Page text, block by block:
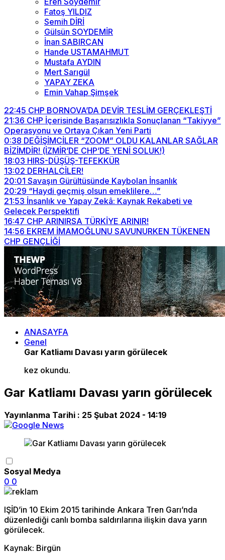
Fatoş YILDIZ
Semih DİRİ
Gülsün SOYDEMİR
İnan SABIRCAN
Hande USTAMAHMUT
Mustafa AYDIN
Mert Sarıgül
YAPAY ZEKA
Emin Vahap Şimşek
22:45 CHP BORNOVA’DA DEVİR TESLİM GERÇEKLEŞTİ
21:36 CHP İçerisinde Başarısızlıkla Sonuçlanan “Takiyye”
Operasyonu ve Ortaya Çıkan Yeni Parti
0:38 DEĞİŞİMCİLER “ZOOM” OLDU KALANLAR SAĞLAR
BİZİMDİR! (İZMİR’DE CHP’DE YENİ SOLUK!)
18:03 HIRS-DÜŞÜŞ-TEFEKKÜR
13:02 DERHALCİLER!
20:01 Savaşın Gürültüsünde Kaybolan İnsanlık
20:29 “Haydi geçmiş olsun emeklilere…”
21:53 İnsanlık ve Yapay Zekâ: Kaynak Rekabeti ve
Gelecek Perspektifi
16:47 CHP ARINIRSA TÜRKİYE ARINIR!
14:56 EKREM İMAMOĞLUNU SAVUNURKEN TÜKENEN
CHP GENÇLİĞİ
ANASAYFA
Genel
Gar Katliamı Davası yarın görülecek
kez okundu.
Gar Katliamı Davası yarın görülecek
Yayınlanma Tarihi : 25 Şubat 2024 - 14:19
Sosyal Medya
0 0
IŞİD’in 10 Ekim 2015 tarihinde Ankara Tren Garı’nda
düzenlediği canlı bomba saldırılarına ilişkin dava yarın
görülecek.
Kaynak: Birgün